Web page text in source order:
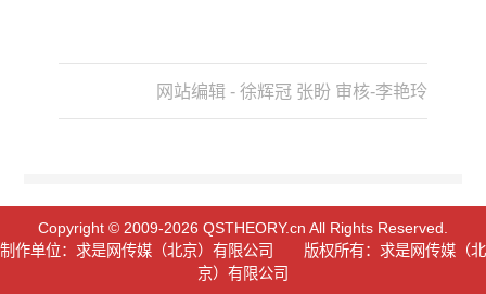
网站编辑 - 徐辉冠 张盼 审核-李艳玲
Copyright © 2009-2026 QSTHEORY.cn All Rights Reserved.
制作单位：求是网传媒（北京）有限公司 版权所有：求是网传媒（北
京）有限公司